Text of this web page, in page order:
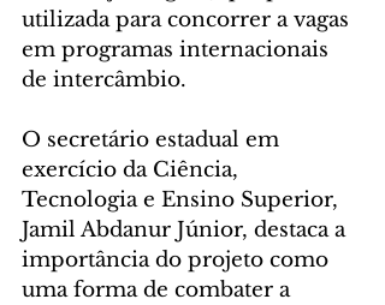
utilizada para concorrer a vagas
em programas internacionais
de intercâmbio.
O secretário estadual em
exercício da Ciência,
Tecnologia e Ensino Superior,
Jamil Abdanur Júnior, destaca a
importância do projeto como
uma forma de combater a